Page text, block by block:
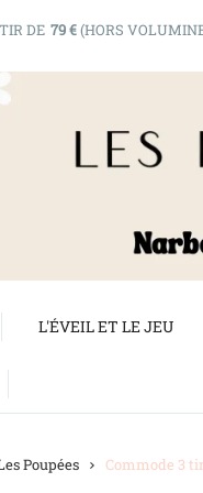
DE 79 €(HORS
L'ÉVEIL ET LE JEU
Poupées Commode 3